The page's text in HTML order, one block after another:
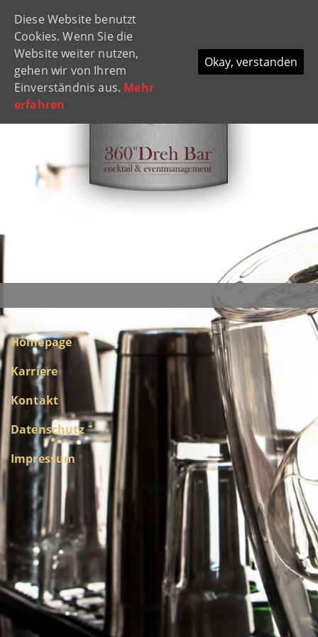
Homepage
Karriere
Kontakt
Datenschutz
Impressum
Diese Website benutzt
Cookies. Wenn Sie die
Website weiter nutzen,
gehen wir von Ihrem
Einverständnis aus. Mehr
erfahren
Okay, verstanden